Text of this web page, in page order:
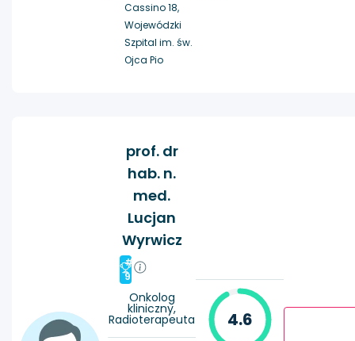
Cassino 18,
Wojewódzki
Szpital im. św.
Ojca Pio
prof. dr
hab. n.
med.
Lucjan
Wyrwicz
#
9
Onkolog
kliniczny,
Radioterapeuta 4.6